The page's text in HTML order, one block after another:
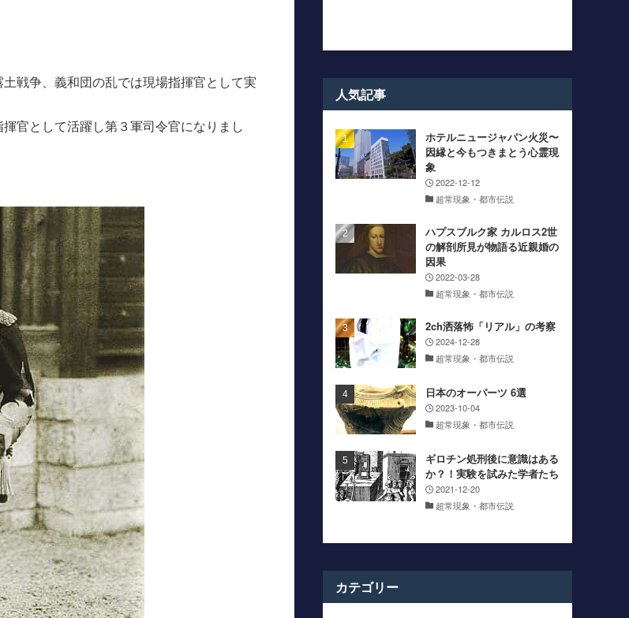
戦争、義和団の乱では現場指揮官として実
官として活躍し第３軍司令官になりまし
人気記事
ホテルニュージャパン火災〜
因縁と今もつきまとう心霊現
象
2022-12-12
超常現象・都市伝説
ハプスブルク家 カルロス2世
の解剖所見が物語る近親婚の
因果
2022-03-28
超常現象・都市伝説
2ch洒落怖「リアル」の考察
2024-12-28
超常現象・都市伝説
日本のオーパーツ 6選
2023-10-04
超常現象・都市伝説
ギロチン処刑後に意識はある
か？！実験を試みた学者たち
2021-12-20
超常現象・都市伝説
カテゴリー